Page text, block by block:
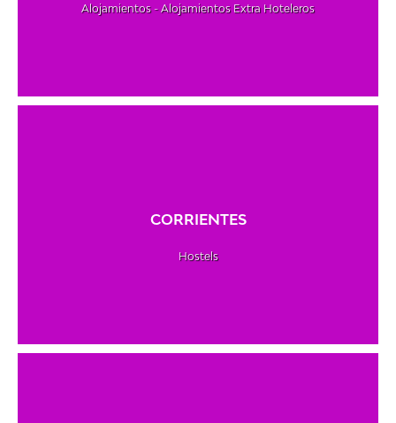
Alojamientos - Alojamientos Extra Hoteleros
CORRIENTES
Hostels